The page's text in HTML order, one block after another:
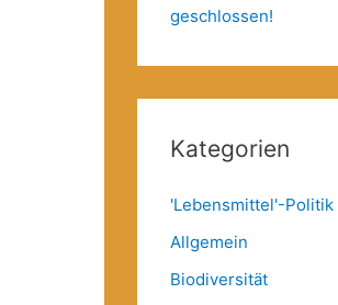
geschlossen!
Kategorien
'Lebensmittel'-Politik
Allgemein
Biodiversität